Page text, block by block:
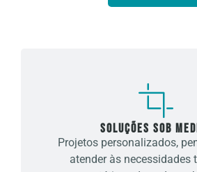
Soluções sob
Projetos personalizados,
atender às necessidades